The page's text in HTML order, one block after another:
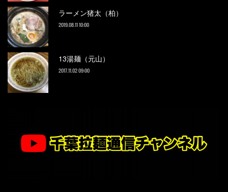
ラーメン猪太（柏）
2019.08.11 10:00
13湯麺（元山）
2017.11.02 09:00